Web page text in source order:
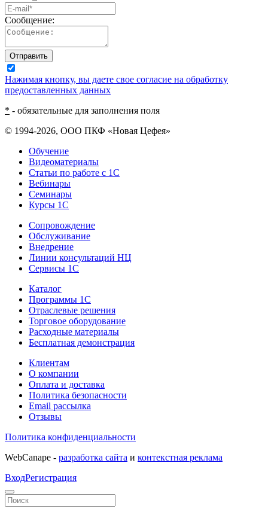
Сообщение:
Отправить
Нажимая кнопку, вы даете свое согласие на обработку
предоставленных данных
* - обязательные для заполнения поля
© 1994-2026, ООО ПКФ «Новая Цефея»
Обучение
Видеоматериалы
Статьи по работе с 1С
Вебинары
Семинары
Курсы 1С
Сопровождение
Обслуживание
Внедрение
Линии консультаций НЦ
Сервисы 1С
Каталог
Программы 1С
Отраслевые решения
Торговое оборудование
Расходные материалы
Бесплатная демонстрация
Клиентам
О компании
Оплата и доставка
Политика безопасности
Email рассылка
Отзывы
Политика конфиденциальности
WebCanape - разработка сайта и контекстная реклама
ВходРегистрация